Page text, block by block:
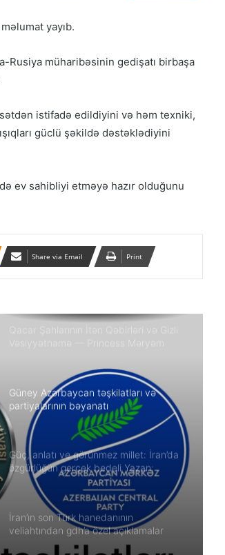
yayıb.
Rusiya müharibəsinin gedişatı birbaşa
istifadə edildiyini və həm texniki,
güclü şəkildə dəstəklədiyini
ev sahibliyi etməyə hazır olduğunu
Share via Email Print
Güney Azərbaycan Təşkilatları
dəstəkləmək və küçə etirazlarına
çağırışla bağlı bəyanatı
Qətər Qəzza danışıqlarını davam
etdirmək üçün Misir və Amerika ilə işə
Vəsiyyətnamə — Princess Məryəm
Güney Azərbaycan təşkilatları və
partiyalarının bəyanatı
Güç, anlatı ve görünmez millet: İran’da
özgürlüğün gerçek bedeli Yazan:
Ekber Lekestani | İranlı–Amerikalı
bağımsız gazeteci
İran’ın son Türk hanedanının
veliahtından gdh’a özel açıklamalar